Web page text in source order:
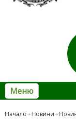
Меню
Начало Новини